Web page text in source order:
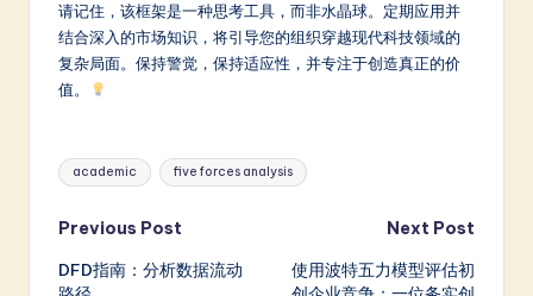
请记住，该框架是一种思考工具，而非水晶球。定期应用并
结合深入的市场知识，将引导您的组织穿越现代科技领域的
复杂局面。保持警觉，保持适应性，并专注于创造真正的价
值。
Tags:
academic five forces analysis
Post
navigation
Previous Post
DFD指南：分析数据流动
Next Post
使用波特五力模型评估初